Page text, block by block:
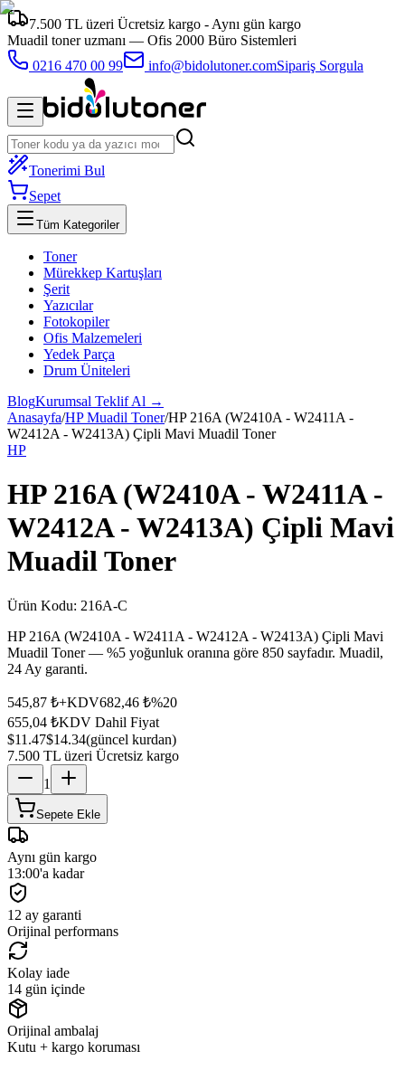
7.500 TL üzeri Ücretsiz kargo - Aynı gün kargo
Muadil toner uzmanı — Ofis 2000 Büro Sistemleri
0216 470 00 99
info@bidolutoner.comSipariş Sorgula
Tonerimi Bul
Sepet
Tüm Kategoriler
Toner
Mürekkep Kartuşları
Şerit
Yazıcılar
Fotokopiler
Ofis Malzemeleri
Yedek Parça
Drum Üniteleri
BlogKurumsal Teklif Al →
Anasayfa/HP Muadil Toner/HP 216A (W2410A - W2411A -
W2412A - W2413A) Çipli Mavi Muadil Toner
HP
HP 216A (W2410A - W2411A -
W2412A - W2413A) Çipli Mavi
Muadil Toner
Ürün Kodu: 216A-C
HP 216A (W2410A - W2411A - W2412A - W2413A) Çipli Mavi
Muadil Toner — %5 yoğunluk oranına göre 850 sayfadır. Muadil,
24 Ay garanti.
545,87 ₺+KDV682,46 ₺%20
655,04 ₺KDV Dahil Fiyat
$11.47$14.34(güncel kurdan)
7.500 TL üzeri Ücretsiz kargo
1
Sepete Ekle
Aynı gün kargo
13:00'a kadar
12 ay garanti
Orijinal performans
Kolay iade
14 gün içinde
Orijinal ambalaj
Kutu + kargo koruması